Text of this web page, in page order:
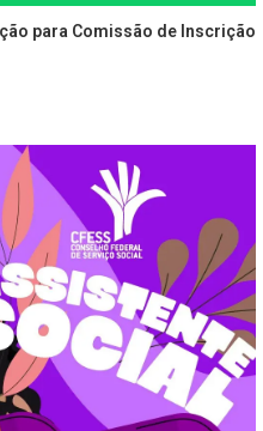
para Comissão de Inscrição